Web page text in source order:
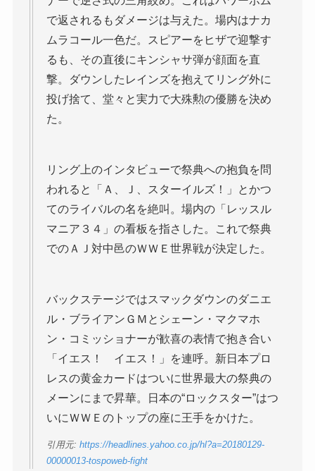
で返されるもダメージは与えた。場内はナカ
ムラコール一色だ。スピアーをヒザで迎撃す
るも、その直後にキンシャサ弾が顔面を直
撃。ダウンしたレインズを抱えてリング外に
投げ捨て、堂々と実力で大殊勲の優勝を決め
た。
リング上のインタビューで祭典への抱負を問
われると「Ａ、Ｊ、スターイルズ！」とかつ
てのライバルの名を絶叫。場内の「レッスル
マニア３４」の看板を指さした。これで祭典
でのＡＪ対中邑のＷＷＥ世界戦が決定した。
バックステージではスマックダウンのダニエ
ル・ブライアンＧＭとシェーン・マクマホ
ン・コミッショナーが歓喜の表情で抱き合い
「イエス！ イエス！」を連呼。新日本プロ
レスの黄金カードはついに世界最大の祭典の
メーンにまで昇華。日本の“ロックスター”はつ
いにＷＷＥのトップの座に王手をかけた。
引用元: https://headlines.yahoo.co.jp/hl?a=20180129-
00000013-tospoweb-fight